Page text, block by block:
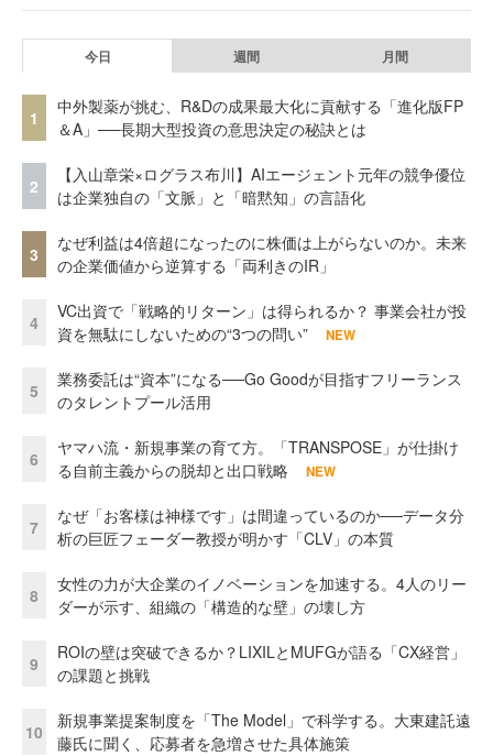
今日 週間 月間
1
中外製薬が挑む、R&Dの成果最大化に貢献する「進化版FP
＆A」──長期大型投資の意思決定の秘訣とは
2
【入山章栄×ログラス布川】AIエージェント元年の競争優位
は企業独自の「文脈」と「暗黙知」の言語化
3
なぜ利益は4倍超になったのに株価は上がらないのか。未来
の企業価値から逆算する「両利きのIR」
4
VC出資で「戦略的リターン」は得られるか？ 事業会社が投
資を無駄にしないための“3つの問い”
NEW
5
業務委託は“資本”になる──Go Goodが目指すフリーランス
のタレントプール活用
6
ヤマハ流・新規事業の育て方。「TRANSPOSE」が仕掛け
る自前主義からの脱却と出口戦略
NEW
7
なぜ「お客様は神様です」は間違っているのか──データ分
析の巨匠フェーダー教授が明かす「CLV」の本質
8
女性の力が大企業のイノベーションを加速する。4人のリー
ダーが示す、組織の「構造的な壁」の壊し方
9
ROIの壁は突破できるか？LIXILとMUFGが語る「CX経営」
の課題と挑戦
10
新規事業提案制度を「The Model」で科学する。大東建託遠
藤氏に聞く、応募者を急増させた具体施策